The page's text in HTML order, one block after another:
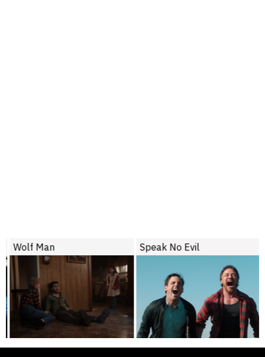
Wolf Man Speak No Evil